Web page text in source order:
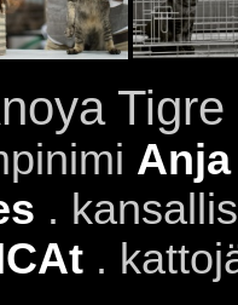
Tigre
Anja
.
.